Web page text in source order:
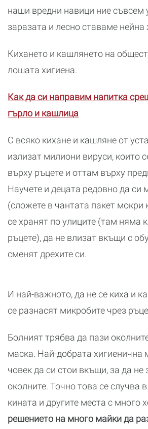
наши вредни навици ние съвсем
заразата и лесно ставаме нейна
Кихането и кашлянето на
лошата хигиена.
Как да си направим напитка
гърло и кашлица
С всяко кихане и кашляне от
излизат милиони вируси, които
върху ръцете и оттам върху
Научете и децата редовно да си
(сложете в чантата пакет мокри
се хранят по улиците (там няма
ръцете), да не влизат вкъщи с
сменят дрехите си.
И най-важното, да не се киха и
се разнасят микробите чрез
Болният трябва да пази
маска. Най-добрата хигиенична
човек да си стои вкъщи, за да не
околните. Точно това се случва
кината и другите места с много
решението на много майки да